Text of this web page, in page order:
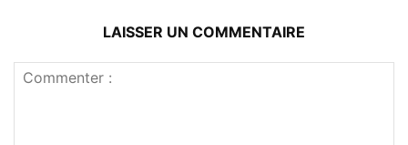
LAISSER UN COMMENTAIRE